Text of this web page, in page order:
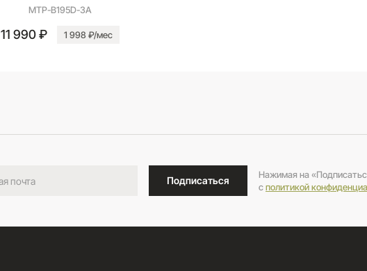
MTP-B195D-3A
11 990 ₽ 1 998 ₽/мес
Подписаться
Нажимая на
cполитикой